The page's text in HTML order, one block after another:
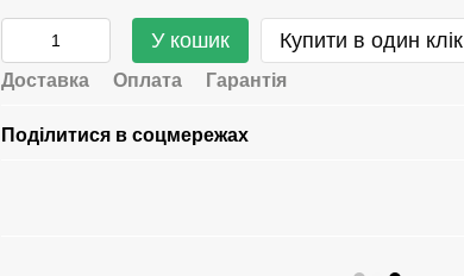
У кошик Купити в один клік
Доставка Оплата Гарантія
Поділитися в соцмережах